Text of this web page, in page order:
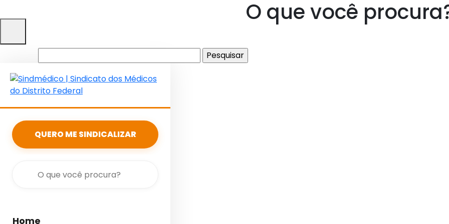
O que você
por:
QUERO ME SINDICALIZAR
Home